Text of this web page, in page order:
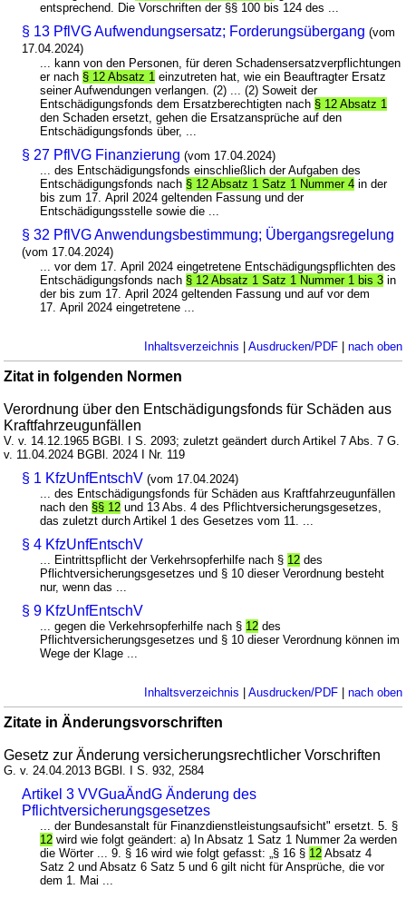
entsprechend. Die Vorschriften der §§ 100 bis 124 des ...
§ 13 PflVG Aufwendungsersatz; Forderungsübergang (vom
17.04.2024)
... kann von den Personen, für deren Schadensersatzverpflichtungen
er nach § 12 Absatz 1 einzutreten hat, wie ein Beauftragter Ersatz
seiner Aufwendungen verlangen. (2) ... (2) Soweit der
Entschädigungsfonds dem Ersatzberechtigten nach § 12 Absatz 1
den Schaden ersetzt, gehen die Ersatzansprüche auf den
Entschädigungsfonds über, ...
§ 27 PflVG Finanzierung (vom 17.04.2024)
... des Entschädigungsfonds einschließlich der Aufgaben des
Entschädigungsfonds nach § 12 Absatz 1 Satz 1 Nummer 4 in der
bis zum 17. April 2024 geltenden Fassung und der
Entschädigungsstelle sowie die ...
§ 32 PflVG Anwendungsbestimmung; Übergangsregelung
(vom 17.04.2024)
... vor dem 17. April 2024 eingetretene Entschädigungspflichten des
Entschädigungsfonds nach § 12 Absatz 1 Satz 1 Nummer 1 bis 3 in
der bis zum 17. April 2024 geltenden Fassung und auf vor dem
17. April 2024 eingetretene ...
Inhaltsverzeichnis Ausdrucken/PDF| nach oben
Zitat in folgenden Normen
Verordnung über den Entschädigungsfonds für Schäden aus
Kraftfahrzeugunfällen
V. v. 14.12.1965 BGBl. I S. 2093; zuletzt geändert durch Artikel 7 Abs. 7 G.
v. 11.04.2024 BGBl. 2024 I Nr. 119
§ 1 KfzUnfEntschV (vom 17.04.2024)
... des Entschädigungsfonds für Schäden aus Kraftfahrzeugunfällen
nach den §§ 12 und 13 Abs. 4 des Pflichtversicherungsgesetzes,
das zuletzt durch Artikel 1 des Gesetzes vom 11. ...
§ 4 KfzUnfEntschV
... Eintrittspflicht der Verkehrsopferhilfe nach § 12 des
Pflichtversicherungsgesetzes und § 10 dieser Verordnung besteht
nur, wenn das ...
§ 9 KfzUnfEntschV
... gegen die Verkehrsopferhilfe nach § 12 des
Pflichtversicherungsgesetzes und § 10 dieser Verordnung können im
Wege der Klage ...
Inhaltsverzeichnis Ausdrucken/PDF| nach oben
Zitate in Änderungsvorschriften
Gesetz zur Änderung versicherungsrechtlicher Vorschriften
G. v. 24.04.2013 BGBl. I S. 932, 2584
Artikel 3 VVGuaÄndG Änderung des
Pflichtversicherungsgesetzes
... der Bundesanstalt für Finanzdienstleistungsaufsicht" ersetzt. 5. §
12 wird wie folgt geändert: a) In Absatz 1 Satz 1 Nummer 2a werden
die Wörter ... 9. § 16 wird wie folgt gefasst: „§ 16 § 12 Absatz 4
Satz 2 und Absatz 6 Satz 5 und 6 gilt nicht für Ansprüche, die vor
dem 1. Mai ...